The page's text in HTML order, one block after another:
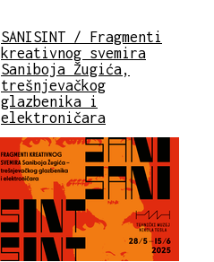
SANISINT / Fragmenti
kreativnog svemira
Saniboja Žugića,
trešnjevačkog
glazbenika i
elektroničara